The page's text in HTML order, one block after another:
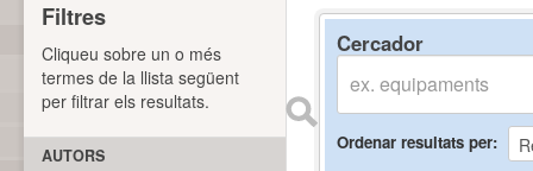
Cercador
Ordenar resultats per
Filtres
Cliqueu sobre un o més
termes de la llista següent
per filtrar els resultats.
AUTORS